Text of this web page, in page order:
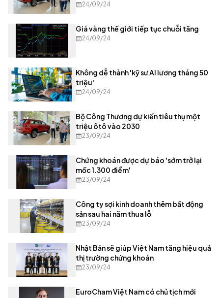
24/09/24
Giá vàng thế giới tiếp tục chuỗi tăng
24/09/24
Không dễ thành 'kỹ sư AI lương tháng 50
triệu'
24/09/24
Bộ Công Thương dự kiến tiêu thụ một
triệu ôtô vào 2030
23/09/24
Chứng khoán được dự báo 'sớm trở lại
mốc 1.300 điểm'
23/09/24
Công ty sợi kinh doanh thêm bất động
sản sau hai năm thua lỗ
23/09/24
Nhật Bản sẽ giúp Việt Nam tăng hiệu quả
thị trường chứng khoán
23/09/24
EuroCham Việt Nam có chủ tịch mới